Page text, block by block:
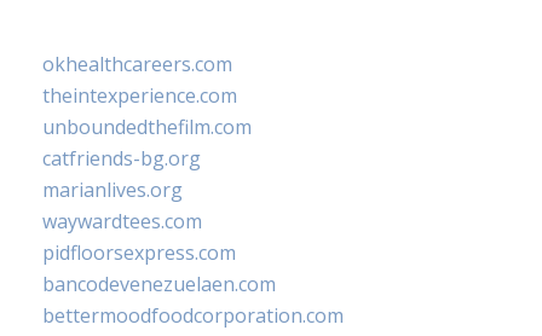
okhealthcareers.com
theintexperience.com
unboundedthefilm.com
catfriends-bg.org
marianlives.org
waywardtees.com
pidfloorsexpress.com
bancodevenezuelaen.com
bettermoodfoodcorporation.com